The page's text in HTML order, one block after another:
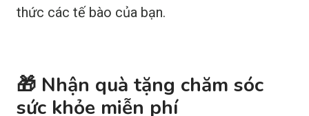
thức các tế bào của bạn.
🎁 Nhận quà tặng chăm sóc
sức khỏe miễn phí